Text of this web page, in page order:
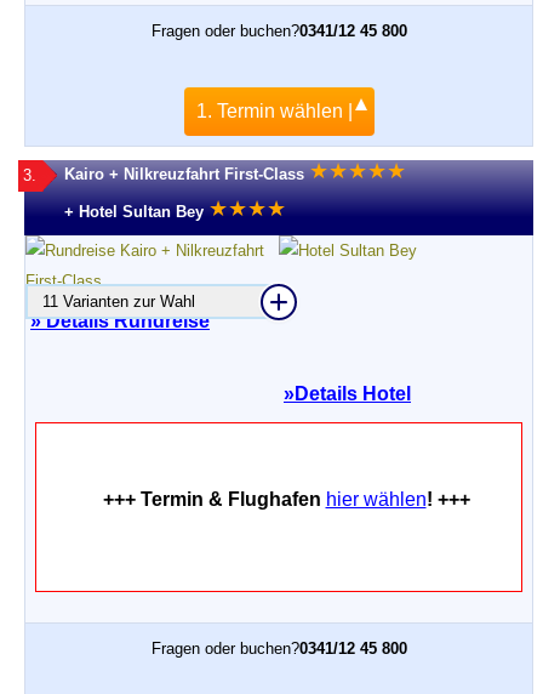
Fragen oder buchen?0341/12 45 800
1. Termin wählen |
3. Kairo + Nilkreuzfahrt First-Class ★★★★★
+ Hotel Sultan Bey ★★★★
» Details Rundreise
11 Varianten zur Wahl
»Details Hotel
+++ Termin & Flughafen hier wählen! +++
Fragen oder buchen?0341/12 45 800